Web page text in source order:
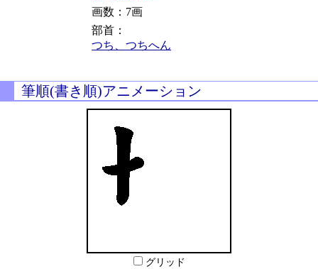
画数：7画
部首：
つち、つちへん
筆順(書き順)アニメーション
グリッド